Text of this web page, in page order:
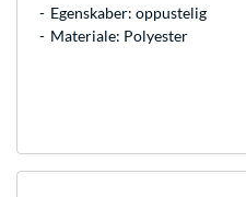
Egenskaber: oppustelig
Materiale: Polyester